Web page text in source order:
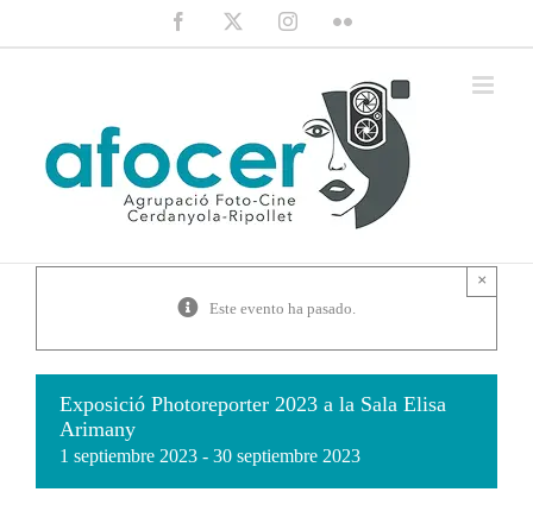
Facebook InstagramFlickr
Este evento ha pasado.
×
Exposició Photoreporter 2023 a la Sala Elisa
Arimany
1 septiembre 2023 - 30 septiembre 2023